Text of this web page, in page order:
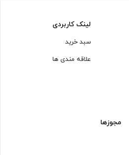
لینک کاربردی
سبد خرید
علاقه مندی ها
مجوزها